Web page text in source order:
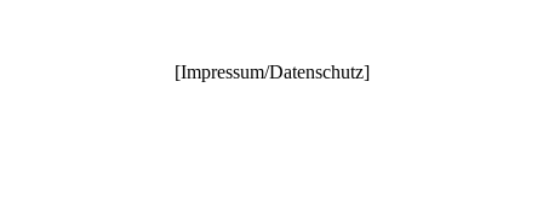
[Impressum/Datenschutz]